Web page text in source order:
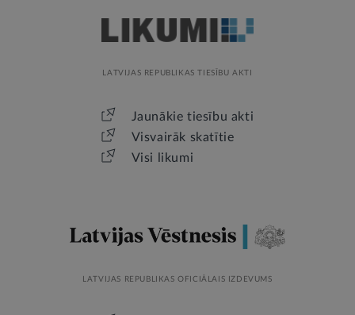
LATVIJAS REPUBLIKAS TIESĪBU AKTI
Jaunākie tiesību akti
Visvairāk skatītie
Visi likumi
LATVIJAS REPUBLIKAS OFICIĀLAIS IZDEVUMS